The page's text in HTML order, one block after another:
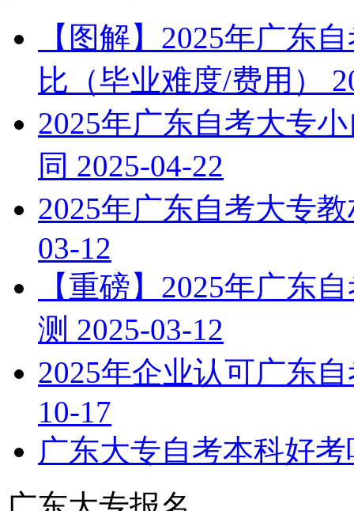
【图解】2025年广东
比（毕业难度/费用）
2025年广东自考大专
同 2025-04-22
2025年广东自考大专
03-12
【重磅】2025年广东
测 2025-03-12
2025年企业认可广东
10-17
广东大专自考本科好